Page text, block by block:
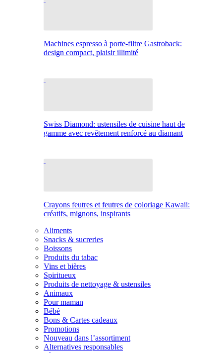
Machines espresso à porte-filtre Gastroback:
design compact, plaisir illimité
Swiss Diamond: ustensiles de cuisine haut de
gamme avec revêtement renforcé au diamant
Crayons feutres et feutres de coloriage Kawaii:
créatifs, mignons, inspirants
Aliments
Snacks & sucreries
Boissons
Produits du tabac
Vins et bières
Spiritueux
Produits de nettoyage & ustensiles
Animaux
Pour maman
Bébé
Bons & Cartes cadeaux
Promotions
Nouveau dans l’assortiment
Alternatives responsables